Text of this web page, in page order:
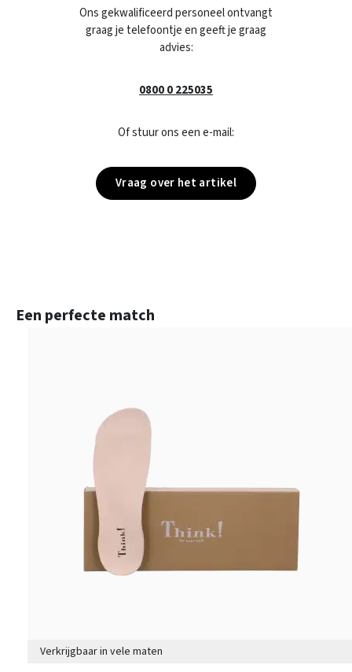
Ons gekwalificeerd personeel ontvangt
graag je telefoontje en geeft je graag
advies:
0800 0 225035
Of stuur ons een e-mail:
Vraag over het artikel
Productgalerij overslaan
Een perfecte match
Verkrijgbaar in vele maten